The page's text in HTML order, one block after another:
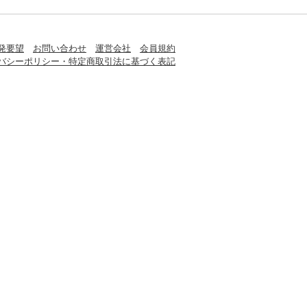
要望 お問い合わせ 運営会社
会員規約
シーポリシー・特定商取引法に基づく表記